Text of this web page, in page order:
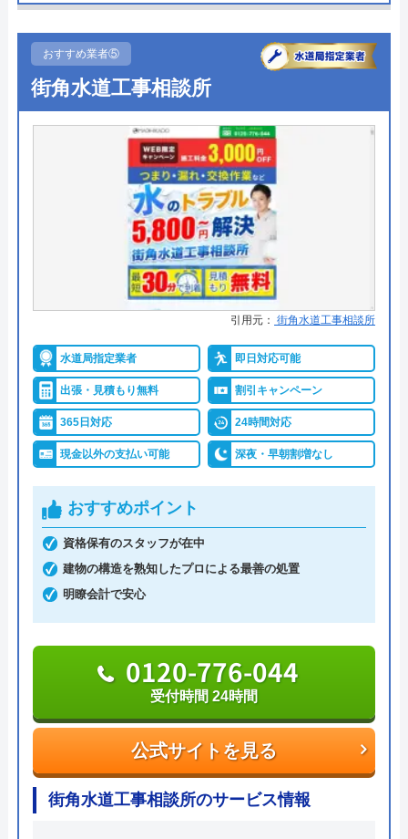
所在地
〒730-0045
広島県広島市中区鶴見町8-57
対応エリア 広島県全域
ひろしま水道職人のクチコミ on
4.1（63件のクチコミ）
※クチコミの内容について
栗田裕子
1 年前
修理が終わった後、再発防止のためのアドバ
イスもくれて知識も深いんだなと感動しまし
た。 あれ以来、問題なく使用できていま
す。 ありがとうございました。
●受付時間
●定休日 年中無休
●出張見積もり 見積もり・出張費無料
現金支払、銀行振込、PayPay、ク
レジットカード
―
―
詳細は公式HPでご確認ください
トイレ専門修理屋さんは水道局指定工事店の水道業
者です。24時間年中無休で営業しており、即日対応
も可能です。問い合わせから最短30分で訪問してく
れて、経験豊富な作業スタッフが「安全・安心・親
イレトラブルを解決してくれます。
料金は、トイレの水漏れやつまりなどの簡単作業な
ら5,500円～。安心の明朗会計で、出張費、見積料
金、キャンセル料無料と、余計な費用がかからない
支払い方法は、現金払い、銀行振込、PayPay、各種
クレジットカード決済から選べます。Web限定の割
引サービスも行っているため、気になる方は問い合
わせ前に公式HPへアクセスしてみましょう。
0120-960-358
おすすめ業者⑤
街角水道工事相談所
引用元： 街角水道工事相談所
水道局指定業者 即日対応可能
出張・見積もり無料 割引キャンペーン
365日対応 24時間対応
現金以外の支払い可能 深夜・早朝割増なし
おすすめポイント
資格保有のスタッフが在中
建物の構造を熟知したプロによる最善の処置
明瞭会計で安心
公式サイトを見る
0120-776-044
受付時間 24時間
街角水道工事相談所のサービス情報